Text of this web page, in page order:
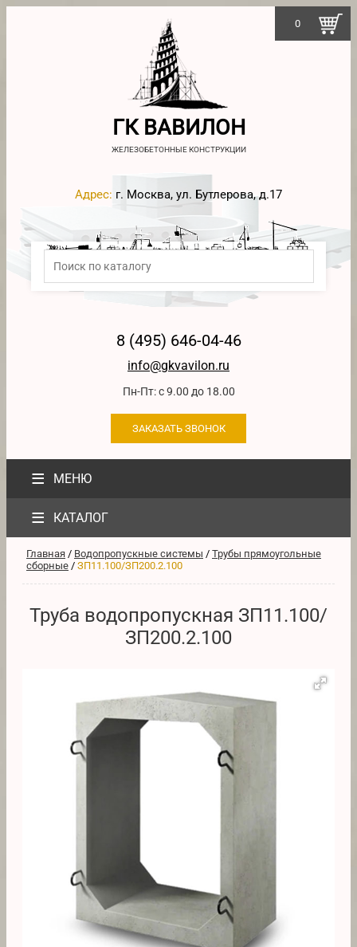
ГК ВАВИЛОН
ЖЕЛЕЗОБЕТОННЫЕ КОНСТРУКЦИИ
Адрес: г. Москва, ул. Бутлерова, д.17
8 (495) 646-04-46
info@gkvavilon.ru
Пн-Пт: с 9.00 до 18.00
ЗАКАЗАТЬ ЗВОНОК
≡ МЕНЮ
0
≡ КАТАЛОГ
Главная / Водопропускные системы / Трубы прямоугольные
сборные / ЗП11.100/ЗП200.2.100
Труба водопропускная ЗП11.100/
ЗП200.2.100